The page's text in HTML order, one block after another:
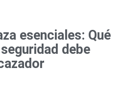
esenciales: Qué
debe